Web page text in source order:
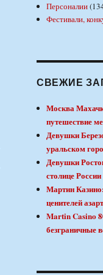
Персоналии
Фестивали,
СВЕЖИЕ
Москва
путешествие
Девушки
уральском
Девушки
столице России
Мартин
ценителей
Martin Casino
безграничные